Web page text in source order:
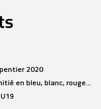
2020
en bleu, blanc, rouge…